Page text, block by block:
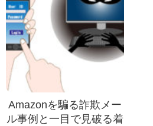
Amazonを騙る詐欺メー
ル事例と一目で見破る着